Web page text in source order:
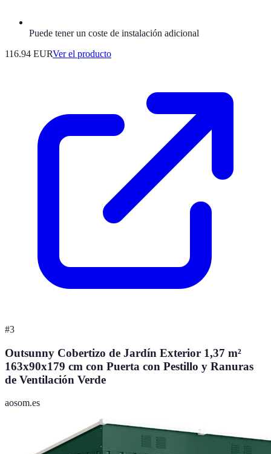
Puede tener un coste de instalación adicional
116.94 EURVer el producto
#3
Outsunny Cobertizo de Jardín Exterior 1,37 m²
163x90x179 cm con Puerta con Pestillo y Ranuras
de Ventilación Verde
aosom.es